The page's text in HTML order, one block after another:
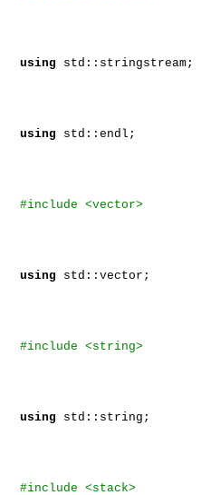
using std::stringstream;
using std::endl;
#include <vector>
using std::vector;
#include <string>
using std::string;
#include <stack>